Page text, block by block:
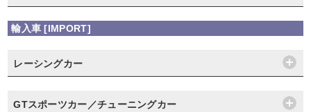
輸入車 [IMPORT]
レーシングカー
GTスポーツカー／チューニングカー